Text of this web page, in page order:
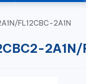
FL12CBC-2A1N